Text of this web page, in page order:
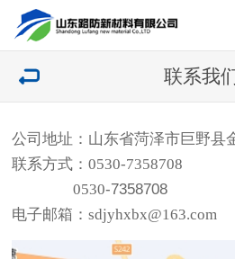
联系我
公司地址：山东省菏泽市巨野县
联系方式：0530-7358708
0530-7358708
电子邮箱：sdjyhxbx@163.com